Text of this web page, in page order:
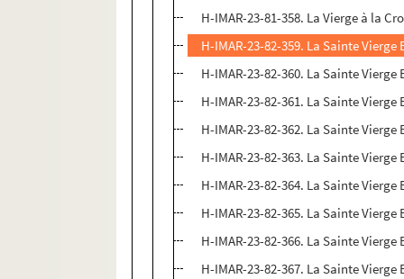
H-IMAR-23-81-358. La Vierge à la
H-IMAR-23-82-359. La Sainte
H-IMAR-23-82-360. La Sainte
H-IMAR-23-82-361. La Sainte
H-IMAR-23-82-362. La Sainte
H-IMAR-23-82-363. La Sainte
H-IMAR-23-82-364. La Sainte
H-IMAR-23-82-365. La Sainte
H-IMAR-23-82-366. La Sainte
H-IMAR-23-82-367. La Sainte